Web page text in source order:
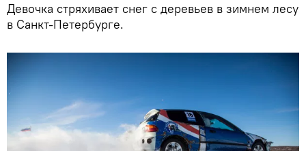
Девочка стряхивает снег с деревьев в зимнем лесу
в Санкт-Петербурге.